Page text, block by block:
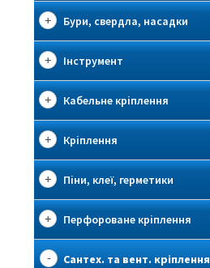
Бури, свердла, насадки
Інструмент
Кабельне кріплення
Кріплення
Піни, клеї, герметики
Перфороване кріплення
Сантех. та вент. кріплення